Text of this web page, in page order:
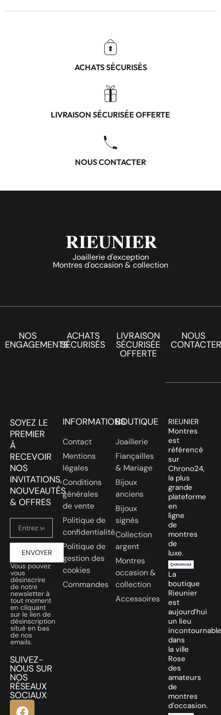
ACHATS SÉCURISÉS
LIVRAISON SÉCURISÉE OFFERTE
NOUS CONTACTER
Joaillerie d'exception
Montres d'occasion & collection
NOS
ENGAGEMENTS
ACHATS
SÉCURISÉS
LIVRAISON
SÉCURISÉE
OFFERTE
NOUS
CONTACTER
SOYEZ LE
PREMIER
À
RECEVOIR
NOS
INVITATIONS,
NOUVEAUTÉS
& OFFRES
ENVOYER
Vous pouvez
vous
désinscrire
de notre
newsletter à
tout moment
en cliquant
sur le lien de
désinscription
situé en bas
de nos
emails.
SUIVEZ-
NOUS SUR
NOS
RÉSEAUX
SOCIAUX
INFORMATIONS
Contact
Mentions
légales
Conditions
générales
de vente
Politique de
confidentialité
Politique de
gestion des
cookies
Commandes
BOUTIQUE
Joaillerie
Fiançailles
& Mariage
Bijoux
anciens
Bijoux
signés
Collection
argent
Montres
occasion &
collection
Accessoires
RIEUNIER
Montres
est
référencé
sur
Chrono24,
la plus
grande
plateforme
en
ligne
de
montres
de
luxe.
La
boutique
Rieunier
est
aujourd’hui
un lieu
incontournable
dans
la ville
Rose
des
amateurs
de
montres
d’occasion.